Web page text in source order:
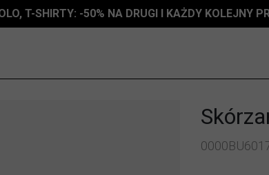
T-SHIRTY: -50% NA DRUGI I KAŻDY KOLEJNY